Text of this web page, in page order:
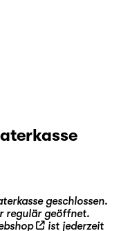
geschlossen.
regulär geöffnet.
ist jederzeit